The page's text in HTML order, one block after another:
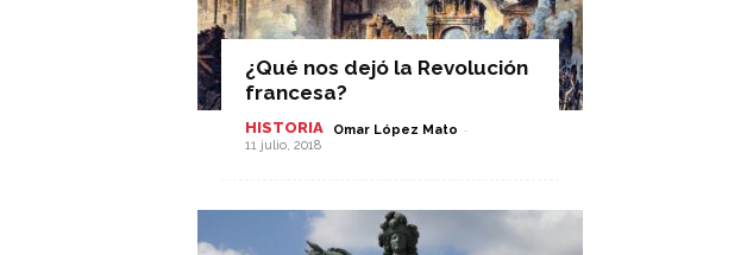
¿Qué nos dejó la Revolución
francesa?
HISTORIA Omar López Mato -
11 julio, 2018